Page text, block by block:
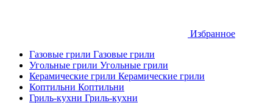
Избранное
Газовые грили Газовые грили
Угольные грили Угольные грили
Керамические грили Керамические грили
Коптильни Коптильни
Гриль-кухни Гриль-кухни